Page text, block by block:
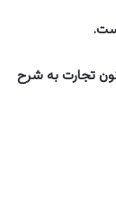
تجارت به شرح